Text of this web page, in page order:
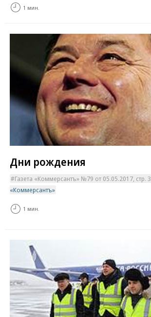
1 мин.
Дни рождения
Газета «Коммерсантъ» №79 от 05.05.2017, стр. 3
«Коммерсантъ»
1 мин.